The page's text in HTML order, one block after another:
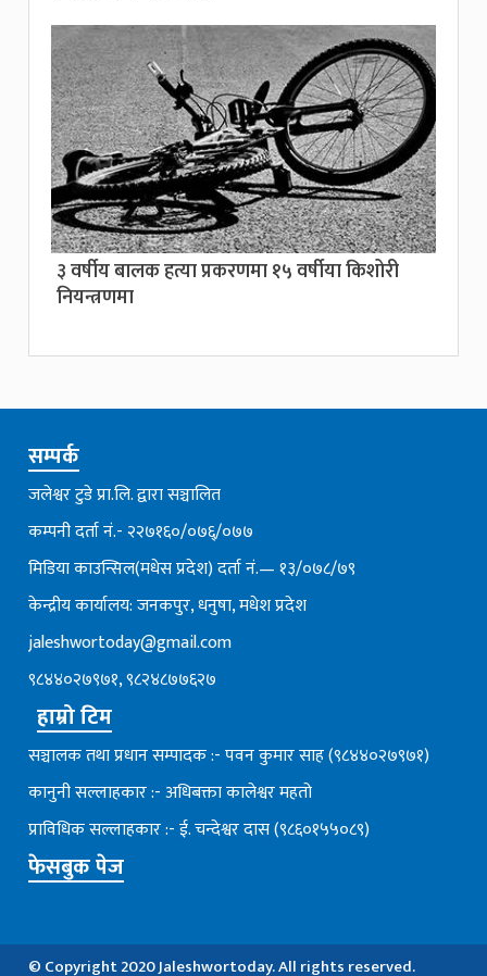
३ वर्षीय बालक हत्या प्रकरणमा १५ वर्षीया किशोरी
नियन्त्रणमा
सम्पर्क
जलेश्वर टुडे प्रा.लि. द्वारा सञ्चालित
कम्पनी दर्ता नं.- २२७१६०/०७६्/०७७
मिडिया काउन्सिल(मधेस प्रदेश) दर्ता नं.— १३/०७८/७९
केन्द्रीय कार्यालय: जनकपुर, धनुषा, मधेश प्रदेश
jaleshwortoday@gmail.com
९८४४०२७९७१, ९८२४८७७६२७
हाम्रो टिम
सञ्चालक तथा प्रधान सम्पादक :- पवन कुमार साह (९८४४०२७९७१)
कानुनी सल्लाहकार :- अधिबक्ता कालेश्वर महतो
प्राविधिक सल्लाहकार :- ई. चन्देश्वर दास (९८६०१५५०८९)
फेसबुक पेज
© Copyright 2020 Jaleshwortoday. All rights reserved.